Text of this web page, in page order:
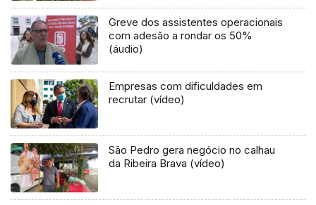
Greve dos assistentes operacionais
com adesão a rondar os 50%
(áudio)
Empresas com dificuldades em
recrutar (vídeo)
São Pedro gera negócio no calhau
da Ribeira Brava (vídeo)